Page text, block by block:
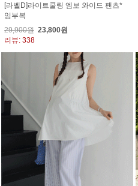
[라벨D]라이트쿨링 엠보 와이드 팬츠*
임부복
29,900원 23,800원
리뷰: 338